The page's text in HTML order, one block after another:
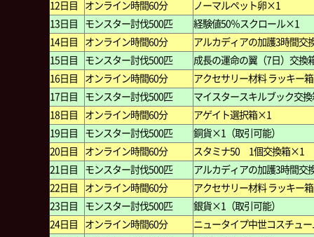
12日目
オンライン時間60分
ノーマルペット卵×1
13日目
モンスター討伐500匹
経験値50％スクロール×1
14日目
オンライン時間60分
アルカディアの加護3時間交
15日目
モンスター討伐500匹
成長の運命の翼（7日）交換
16日目
オンライン時間60分
アクセサリー材料 ラッキー箱
17日目
モンスター討伐500匹
マイスタースキルブック交換
18日目
オンライン時間60分
アゲイト選択箱×1
19日目
モンスター討伐500匹
銅貨×1（取引可能）
20日目
オンライン時間60分
スタミナ50 1個交換箱×1
21日目
モンスター討伐500匹
アルカディアの加護3時間交
22日目
オンライン時間60分
アクセサリー材料 ラッキー
23日目
モンスター討伐500匹
銀貨×1（取引可能）
24日目
オンライン時間60分
ニュータイプ中世コスチュ